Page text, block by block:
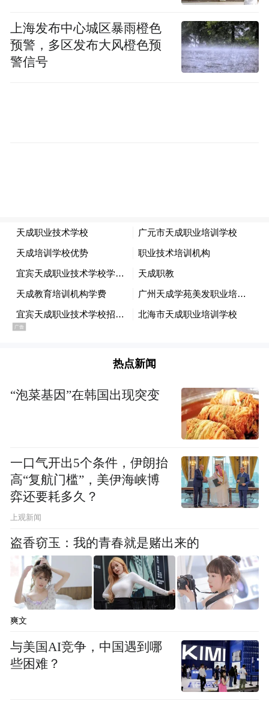
市房价升得很猛；刚开户的大学生说，我买
的股票涨势喜人；美联储官员说，美元指数
这些基本要素都是我们进行资产配置的参考
依据。举一个例子，如果美联储加息，美元
指数持续走高，那么人民币汇率将会承压，
为缓解和遏制热钱流出，央行会对货币宽松
导致企业业绩下滑，拖累经济复苏，则又需
的智慧。
收益之间谋求一种平衡，在贪婪与恐惧之间
达成一种默契。经历了前期股市大幅波动之
后，我们更要调整好心态，对自身资产进行
上海发布中心城区暴雨橙色
预警，多区发布大风橙色预
警信号
热点新闻
“泡菜基因”在韩国出现突变
一口气开出5个条件，伊朗抬
高“复航门槛”，美伊海峡博
弈还要耗多久？
上观新闻
盗香窃玉：我的青春就是赌出来的
爽文
与美国AI竞争，中国遇到哪
些困难？